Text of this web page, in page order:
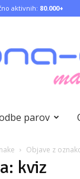
aktivnih: 80.000+
parov
Objave z
kviz